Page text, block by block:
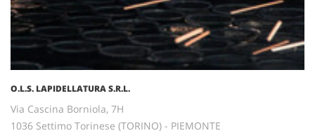
O.L.S. LAPIDELLATURA S.R.L.
Via Cascina Borniola, 7H
1036 Settimo Torinese (TORINO) - PIEMONTE